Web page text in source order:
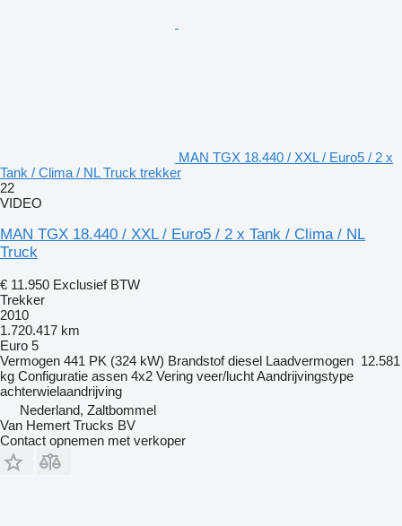
MAN TGX 18.440 / XXL / Euro5 / 2 x
Tank / Clima / NL Truck trekker
22
VIDEO
MAN TGX 18.440 / XXL / Euro5 / 2 x Tank / Clima / NL
Truck
€ 11.950 Exclusief BTW
Trekker
2010
1.720.417 km
Euro 5
Vermogen 441 PK (324 kW) Brandstof diesel Laadvermogen 12.581
kg Configuratie assen 4x2 Vering veer/luchtAandrijvingstype
achterwielaandrijving
Nederland, Zaltbommel
Van Hemert Trucks BV
Contact opnemen met verkoper